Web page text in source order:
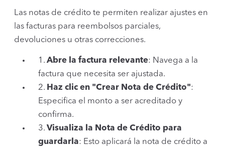
Las notas de crédito te permiten realizar ajustes en
las facturas para reembolsos parciales,
devoluciones u otras correcciones.
1. Abre la factura relevante: Navega a la
factura que necesita ser ajustada.
2. Haz clic en "Crear Nota de Crédito":
Especifica el monto a ser acreditado y
confirma.
3. Visualiza la Nota de Crédito para
guardarla: Esto aplicará la nota de crédito a